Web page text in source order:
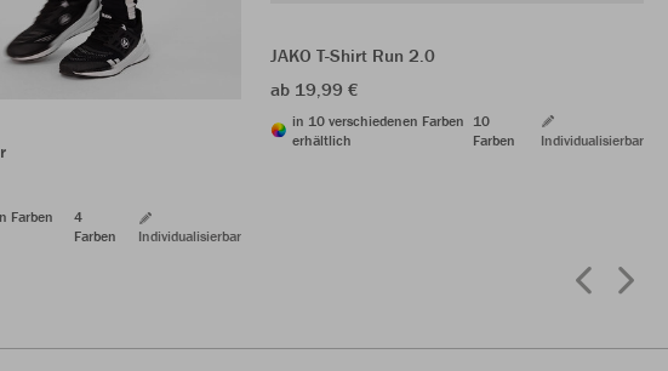
Farben
4
Farben
Individualisierbar
JAKO T-Shirt Run 2.0
ab 19,99 €
in 10 verschiedenen Farben
erhältlich
10
Farben
Individualisierbar